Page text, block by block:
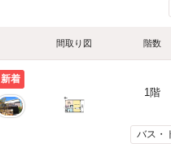
間取り図 階数
新着
1階
バス・